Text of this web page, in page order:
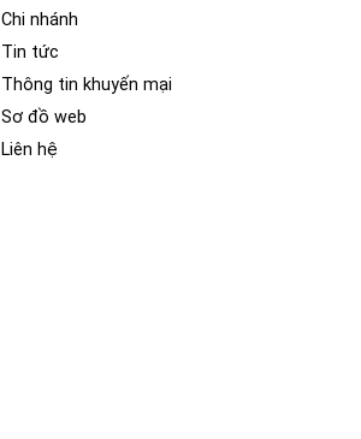
Chi nhánh
Tin tức
Thông tin khuyến mại
Sơ đồ web
Liên hệ